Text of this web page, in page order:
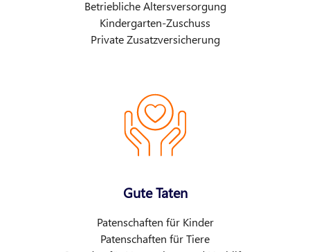
Betriebliche Altersversorgung
Kindergarten-Zuschuss
Private Zusatzversicherung
Gute Taten
Patenschaften für Kinder
Patenschaften für Tiere